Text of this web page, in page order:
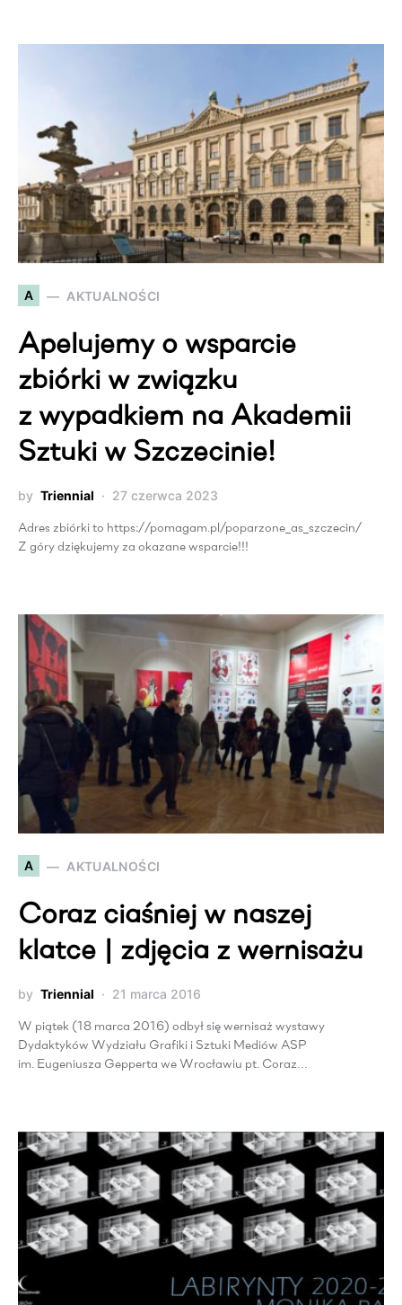
A AKTUALNOŚCI
Apelujemy o wsparcie
zbiórki w związku
z wypadkiem na Akademii
Sztuki w Szczecinie!
by Triennial 27 czerwca 2023
Adres zbiórki to https://pomagam.pl/poparzone_as_szczecin/
Z góry dziękujemy za okazane wsparcie!!!
A AKTUALNOŚCI
Coraz ciaśniej w naszej
klatce | zdjęcia z wernisażu
by Triennial 21 marca 2016
W piątek (18 marca 2016) odbył się wernisaż wystawy
Dydaktyków Wydziału Grafiki i Sztuki Mediów ASP
im. Eugeniusza Gepperta we Wrocławiu pt. Coraz…